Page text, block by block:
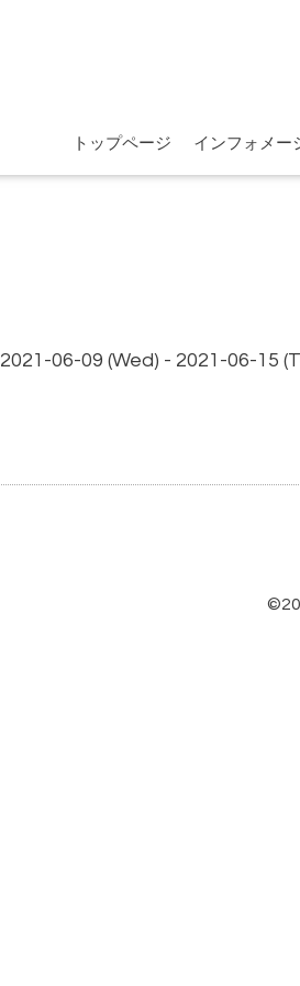
トップページ インフォメー
2021-06-09 (Wed) - 2021-06-15